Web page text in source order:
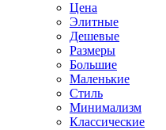
Цена
Элитные
Дешевые
Размеры
Большие
Маленькие
Стиль
Минимализм
Классические